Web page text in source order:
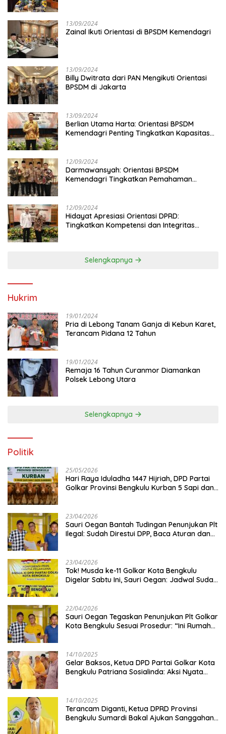
13/09/2024
Zainal Ikuti Orientasi di BPSDM Kemendagri
13/09/2024
Billy Dwitrata dari PAN Mengikuti Orientasi
BPSDM di Jakarta
13/09/2024
Berlian Utama Harta: Orientasi BPSDM
Kemendagri Penting Tingkatkan Kapasitas
12/09/2024
Darmawansyah: Orientasi BPSDM
Kemendagri Tingkatkan Pemahaman
12/09/2024
Hidayat Apresiasi Orientasi DPRD:
Tingkatkan Kompetensi dan Integritas
Selengkapnya
Hukrim
19/01/2024
Pria di Lebong Tanam Ganja di Kebun Karet,
Terancam Pidana 12 Tahun
19/01/2024
Remaja 16 Tahun Curanmor Diamankan
Polsek Lebong Utara
Selengkapnya
Politik
25/05/2026
Hari Raya Iduladha 1447 Hijriah, DPD Partai
Golkar Provinsi Bengkulu Kurban 5 Sapi dan 1
23/04/2026
Sauri Oegan Bantah Tudingan Penunjukan Plt
Ilegal: Sudah Direstui DPP, Baca Aturan dan
23/04/2026
‎Tok! Musda ke-11 Golkar Kota Bengkulu
Digelar Sabtu Ini, Sauri Oegan: Jadwal Sudah
22/04/2026
Sauri Oegan Tegaskan Penunjukan Plt Golkar
Kota Bengkulu Sesuai Prosedur: “Ini Rumah
14/10/2025
‎Gelar Baksos, Ketua DPD Partai Golkar Kota
Bengkulu Patriana Sosialinda: Aksi Nyata
14/10/2025
Terancam Diganti, Ketua DPRD Provinsi
Bengkulu Sumardi Bakal Ajukan Sanggahan